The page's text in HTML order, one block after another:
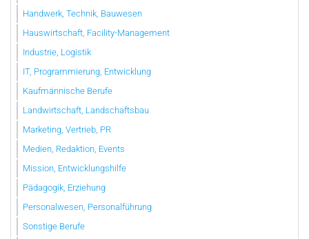
Handwerk, Technik, Bauwesen
Hauswirtschaft, Facility-Management
Industrie, Logistik
IT, Programmierung, Entwicklung
Kaufmännische Berufe
Landwirtschaft, Landschaftsbau
Marketing, Vertrieb, PR
Medien, Redaktion, Events
Mission, Entwicklungshilfe
Pädagogik, Erziehung
Personalwesen, Personalführung
Sonstige Berufe